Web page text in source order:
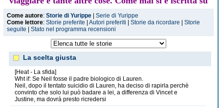
Efp? perchè spera un giorno di venire conosciuta
proprio come scrittrice e perchè le piace far leggere
ciò che esce dalla sua penna, perchè si lei non ha
mai abbandonato “l’antico” mestiere di scrivere a
mano - infatti spesso si lamenta che i quaderni in
casa sua non sono mai abbastanza, ma non è un
problema dato che ama anche le cose di cartoleria-.
Qui in questo suo angolo lei pubblicherà i suoi
racconti e le sue fanfiction, se volete conoscere di
più su di lei non vi resta che seguirla. Ciaooo
Come autore: Storie di Yurippe
Serie di Yurippe
Come lettore: Storie preferite Autori preferiti Storie da ricordare
Storie
seguite
Stato nel programma recensioni
La scelta giusta
[Heat - La sfida]
Wht if: Se Neil fosse il padre biologico di Lauren.
Neil, dopo il tentato suicidio di Lauren, ha deciso di rapirla perchè
convinto che solo lui può badare a lei, a differenza di Vincet e
Justine, ma dovrà presto ricredersi